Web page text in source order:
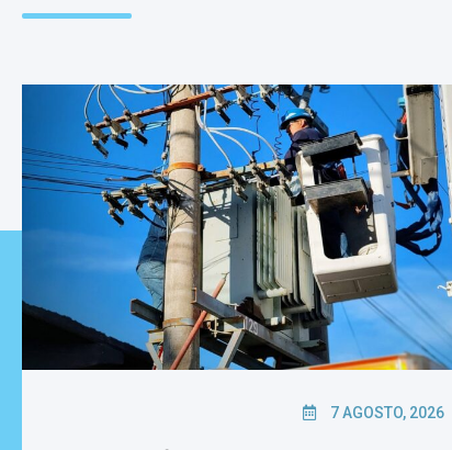
7 AGOSTO, 2026